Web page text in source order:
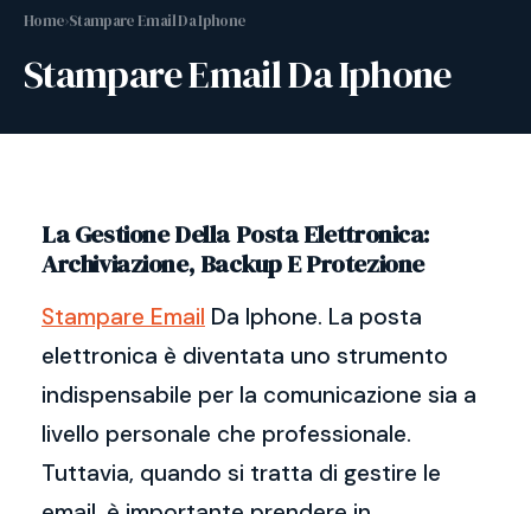
Home›Stampare Email Da Iphone
Stampare Email Da Iphone
La Gestione Della Posta Elettronica:
Archiviazione, Backup E Protezione
Stampare Email Da Iphone. La posta
elettronica è diventata uno strumento
indispensabile per la comunicazione sia a
livello personale che professionale.
Tuttavia, quando si tratta di gestire le